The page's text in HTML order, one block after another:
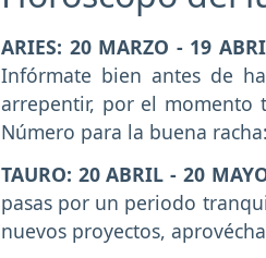
ARIES: 20 MARZO - 19
Infórmate bien antes de
arrepentir, por el momento
Número para la buena
TAURO: 20 ABRIL - 20
pasas por un periodo
nuevos proyectos,